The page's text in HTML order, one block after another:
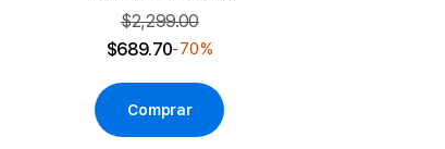
$2,299.00
$689.70-70%
Comprar